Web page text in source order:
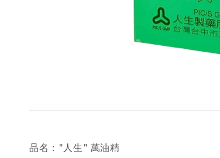
品名："人生" 萬油精